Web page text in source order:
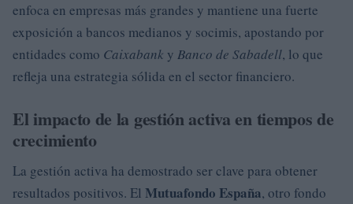
enfoca en empresas más grandes y mantiene una fuerte
exposición a bancos medianos y socimis, apostando por
entidades como Caixabank y Banco de Sabadell, lo que
refleja una estrategia sólida en el sector financiero.
El impacto de la gestión activa en tiempos de
crecimiento
La gestión activa ha demostrado ser clave para obtener
resultados positivos. El Mutuafondo España, otro fondo